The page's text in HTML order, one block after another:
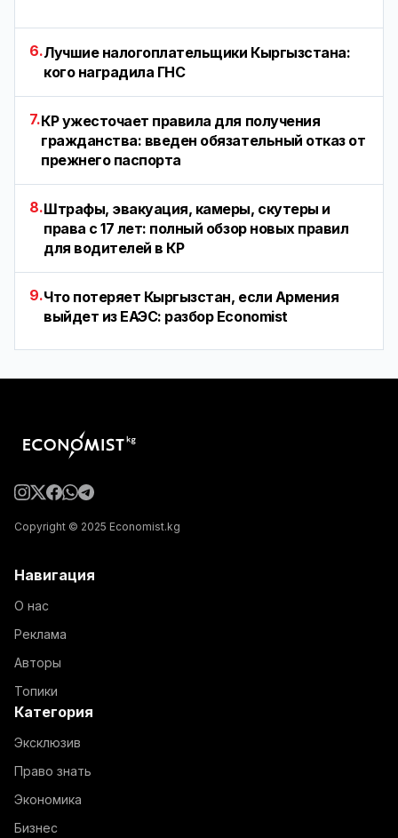
6.Лучшие налогоплательщики Кыргызстана:
кого наградила ГНС
7.КР ужесточает правила для получения
гражданства: введен обязательный отказ от
прежнего паспорта
8.Штрафы, эвакуация, камеры, скутеры и
права с 17 лет: полный обзор новых правил
для водителей в КР
9.Что потеряет Кыргызстан, если Армения
выйдет из ЕАЭС: разбор Economist
Copyright © 2025 Economist.kg
Навигация
О нас
Реклама
Авторы
Топики
Категория
Эксклюзив
Право знать
Экономика
Бизнес